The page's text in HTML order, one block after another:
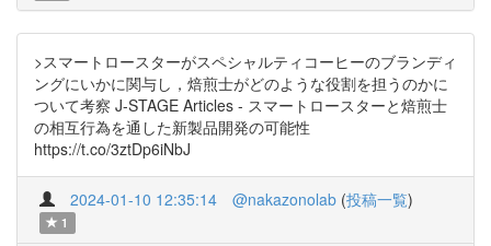
>スマートロースターがスペシャルティコーヒーのブランディ
ングにいかに関与し，焙煎士がどのような役割を担うのかに
ついて考察 J-STAGE Articles - スマートロースターと焙煎士
の相互行為を通した新製品開発の可能性
https://t.co/3ztDp6iNbJ
2024-01-10 12:35:14 @nakazonolab (投稿一覧)
1